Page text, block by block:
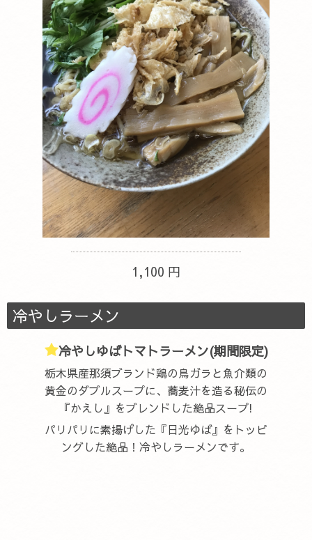
1,100 円
冷やしラーメン
冷やしゆばトマトラーメン(期間限定)
栃木県産那須ブランド鶏の鳥ガラと魚介類の
黄金のダブルスープに、蕎麦汁を造る秘伝の
『かえし』をブレンドした絶品スープ!
パリパリに素揚げした『日光ゆば』をトッピ
ングした絶品！冷やしラーメンです。